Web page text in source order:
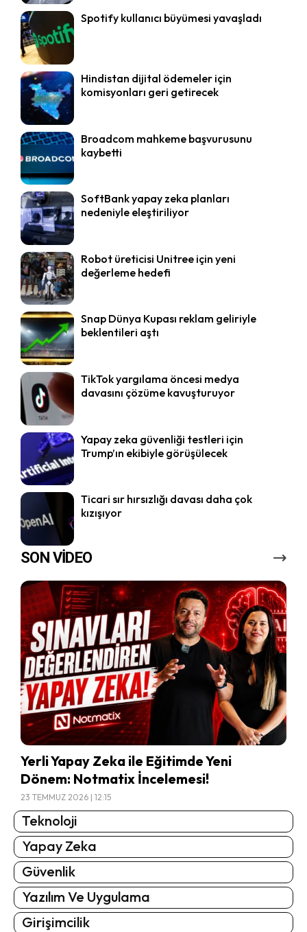
Spotify kullanıcı büyümesi yavaşladı
Hindistan dijital ödemeler için
komisyonları geri getirecek
Broadcom mahkeme başvurusunu
kaybetti
SoftBank yapay zeka planları
nedeniyle eleştiriliyor
Robot üreticisi Unitree için yeni
değerleme hedefi
Snap Dünya Kupası reklam geliriyle
beklentileri aştı
TikTok yargılama öncesi medya
davasını çözüme kavuşturuyor
Yapay zeka güvenliği testleri için
Trump’ın ekibiyle görüşülecek
Ticari sır hırsızlığı davası daha çok
kızışıyor
SON VİDEO
Yerli Yapay Zeka ile Eğitimde Yeni
Dönem: Notmatix İncelemesi!
23 TEMMUZ 2026 | 12:15
Teknoloji
Yapay Zeka
Güvenlik
Yazılım Ve Uygulama
Girişimcilik